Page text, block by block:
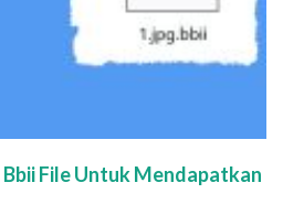
File Untuk Mendapatkan